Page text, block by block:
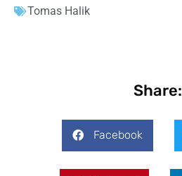
Tomas Halik
Share:
Facebook